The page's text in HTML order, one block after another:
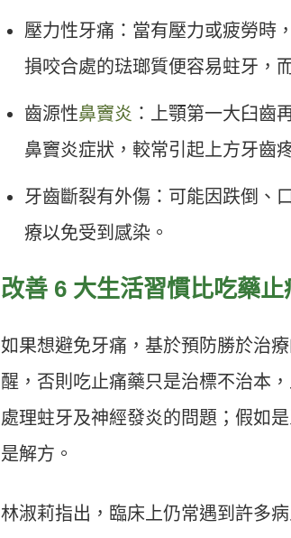
壓力性牙痛：當有壓力或疲勞時
損咬合處的琺瑯質便容易蛀牙，
齒源性鼻竇炎 ：上顎第一大臼齒
鼻竇炎症狀，較常引起上方牙齒
牙齒斷裂有外傷：可能因跌倒、
療以免受到感染。
改善 6 大生活習慣比吃藥止
如果想避免牙痛，基於預防勝於治
醒，否則吃止痛藥只是治標不治本
處理蛀牙及神經發炎的問題；假如
是解方。
林淑莉指出，臨床上仍常遇到許多